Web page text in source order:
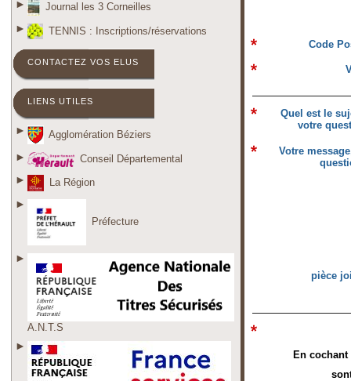
Journal les 3 Corneilles
TENNIS : Inscriptions/réservations
CONTACTEZ VOS ELUS
LIENS UTILES
Agglomération Béziers
Conseil Départemental
La Région
Préfecture
A.N.T.S
Code
Quel est le
votre
Votre
pièce
En